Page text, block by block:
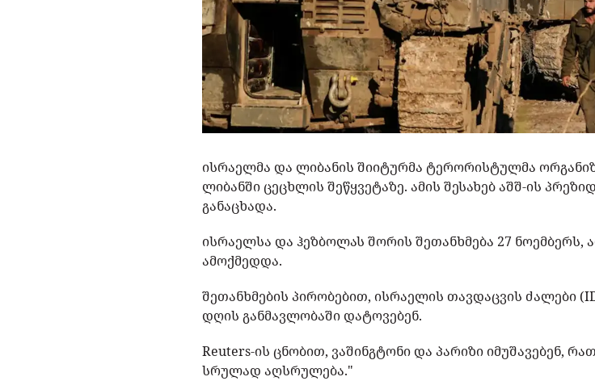
ისრაელმა და ლიბანის შიიტურმა ტერორისტულმა
ლიბანში ცეცხლის შეწყვეტაზე. ამის შესახებ აშშ-ის
განაცხადა.
ისრაელსა და ჰეზბოლას შორის შეთანხმება 27
ამოქმედდა.
შეთანხმების პირობებით, ისრაელის თავდაცვის ძალები
დღის განმავლობაში დატოვებენ.
Reuters-ის ცნობით, ვაშინგტონი და პარიზი იმუშავებენ,
სრულად აღსრულება."